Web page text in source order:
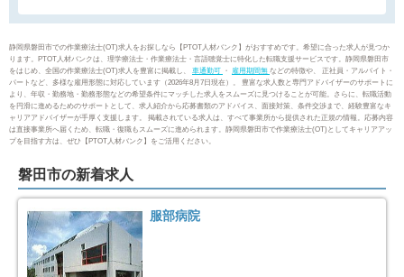
三島市 19 富士宮市 40
伊東市 27 島田市 6
富士市 59
焼津市 17
藤枝市 22
静岡県磐田市での作業療法士(OT)求人をお探しなら【PTOT人材バンク】がおすすめです。希望に合った求人が見つか
ります。PTOT人材バンクは、理学療法士・作業療法士・言語聴覚士に特化した転職支援サービスです。静岡県磐田市
をはじめ、全国の作業療法士(OT)求人を豊富に掲載し、 車通勤可 ・ 雇用期間無 などの特徴や、 正社員・アルバイト・
パートなど、多様な雇用形態に対応しています（2026年8月7日現在）。 豊富な求人数と専門アドバイザーのサポートに
より、年収・勤務地・勤務形態などの希望条件にマッチした求人をスムーズに見つけることが可能。さらに、転職活動
を円滑に進めるためのサポートとして、求人紹介から応募書類のアドバイス、面接対策、条件交渉まで、経験豊富なキ
ャリアアドバイザーが手厚く支援します。 掲載されている求人は、すべて事業所から提供された正規の情報。応募内容
は直接事業所へ届くため、転職・復職もスムーズに進められます。静岡県磐田市で作業療法士(OT)としてキャリアアッ
プを目指す方は、ぜひ【PTOT人材バンク】をご活用ください。
磐田市の新着求人
服部病院